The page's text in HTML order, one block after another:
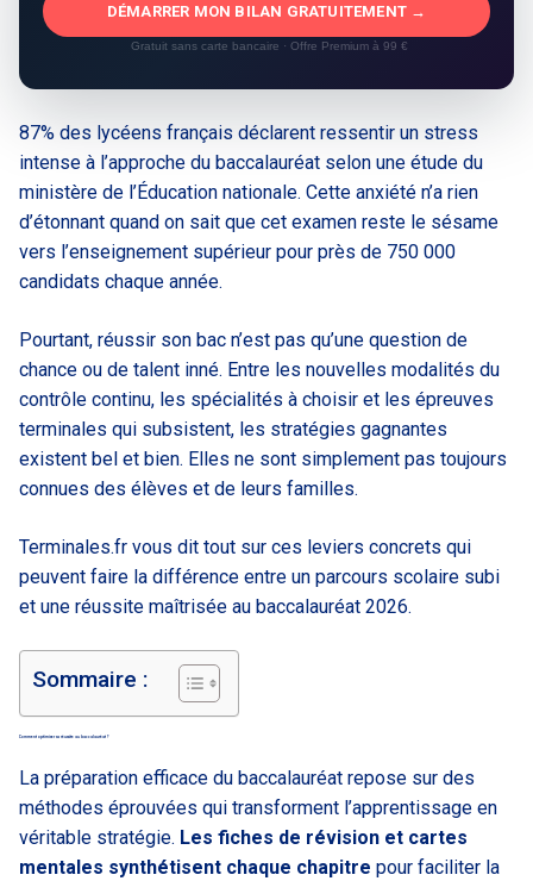
DÉMARRER MON BILAN GRATUITEMENT →
Gratuit sans carte bancaire · Offre Premium à 99 €
87% des lycéens français déclarent ressentir un stress
intense à l’approche du baccalauréat selon une étude du
ministère de l’Éducation nationale. Cette anxiété n’a rien
d’étonnant quand on sait que cet examen reste le sésame
vers l’enseignement supérieur pour près de 750 000
candidats chaque année.
Pourtant, réussir son bac n’est pas qu’une question de
chance ou de talent inné. Entre les nouvelles modalités du
contrôle continu, les spécialités à choisir et les épreuves
terminales qui subsistent, les stratégies gagnantes
existent bel et bien. Elles ne sont simplement pas toujours
connues des élèves et de leurs familles.
Terminales.fr vous dit tout sur ces leviers concrets qui
peuvent faire la différence entre un parcours scolaire subi
et une réussite maîtrisée au baccalauréat 2026.
Sommaire :
Comment optimiser sa réussite au baccalauréat ?
La préparation efficace du baccalauréat repose sur des
méthodes éprouvées qui transforment l’apprentissage en
véritable stratégie. Les fiches de révision et cartes
mentales synthétisent chaque chapitre pour faciliter la